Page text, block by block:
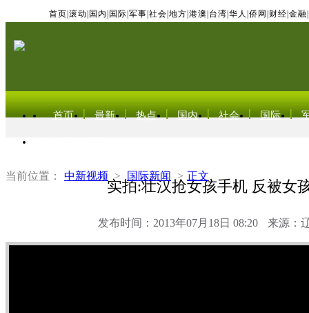
首页 滚动 国内 国际 军事 社会 地方 港澳 台湾 华人 侨网 财经 金融
首页 最新 热点 国内 社会 国际
当前位置： 中新视频 > 国际新闻 > 正文
实拍:壮汉抢女孩手机 反被女
发布时间：2013年07月18日 08:20 来源：